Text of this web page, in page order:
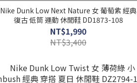
Nike Dunk Low Next Nature 女 葡萄紫 經典
復古 低筒 運動 休閒鞋 DD1873-108
NT$1,990
NT$3,400